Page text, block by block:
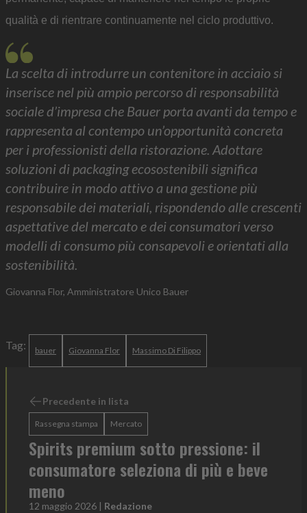
qualità e di rientrare continuamente nel ciclo produttivo.
La scelta di introdurre un contenitore in acciaio si
inserisce nel più ampio percorso di responsabilità
sociale d’impresa che Bauer porta avanti da tempo e
rappresenta al contempo un’opportunità concreta
per i professionisti della ristorazione. Adottare
soluzioni di packaging ecosostenibili significa
contribuire in modo attivo a una gestione più
responsabile dei materiali, rispondendo alle crescenti
aspettative del mercato e dei consumatori verso
modelli di consumo più consapevoli e orientati alla
sostenibilità.
Giovanna Flor, Amministratore Unico Bauer
Tag: bauer Giovanna Flor Massimo Di Filippo
Precedente in lista
Rassegna stampa Mercato
Spirits premium sotto pressione: il
consumatore seleziona di più e beve
meno
12 maggio 2026 | Redazione